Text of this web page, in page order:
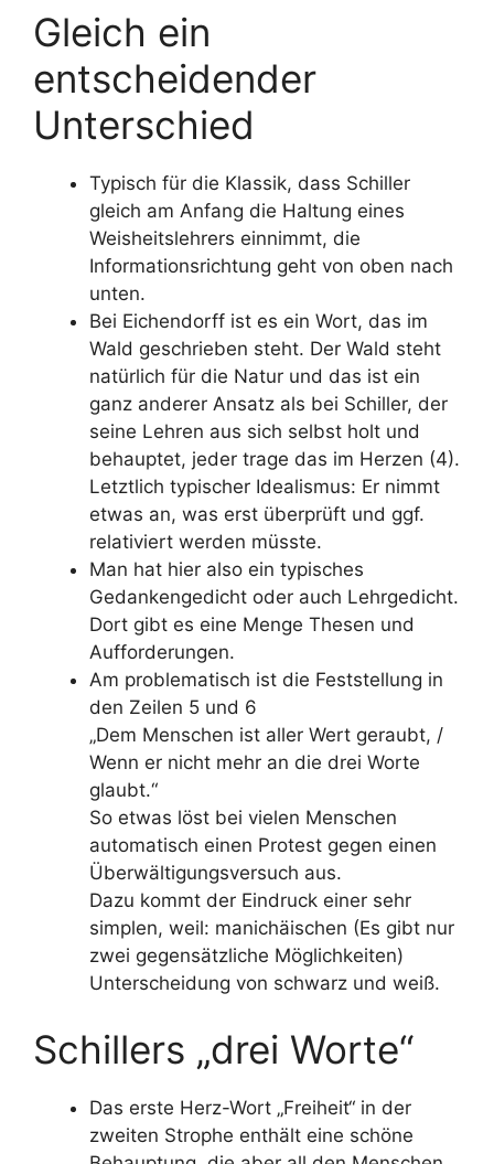
Gleich ein
entscheidender
Unterschied
Typisch für die Klassik, dass Schiller
gleich am Anfang die Haltung eines
Weisheitslehrers einnimmt, die
Informationsrichtung geht von oben nach
unten.
Bei Eichendorff ist es ein Wort, das im
Wald geschrieben steht. Der Wald steht
natürlich für die Natur und das ist ein
ganz anderer Ansatz als bei Schiller, der
seine Lehren aus sich selbst holt und
behauptet, jeder trage das im Herzen (4).
Letztlich typischer Idealismus: Er nimmt
etwas an, was erst überprüft und ggf.
relativiert werden müsste.
Man hat hier also ein typisches
Gedankengedicht oder auch Lehrgedicht.
Dort gibt es eine Menge Thesen und
Aufforderungen.
Am problematisch ist die Feststellung in
den Zeilen 5 und 6
„Dem Menschen ist aller Wert geraubt, /
Wenn er nicht mehr an die drei Worte
glaubt.“
So etwas löst bei vielen Menschen
automatisch einen Protest gegen einen
Überwältigungsversuch aus.
Dazu kommt der Eindruck einer sehr
simplen, weil: manichäischen (Es gibt nur
zwei gegensätzliche Möglichkeiten)
Unterscheidung von schwarz und weiß.
Schillers „drei Worte“
Das erste Herz-Wort „Freiheit“ in der
zweiten Strophe enthält eine schöne